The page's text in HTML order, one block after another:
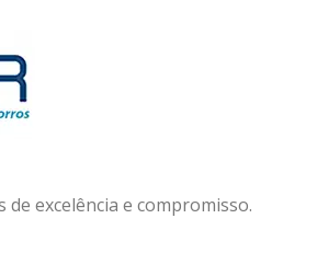
de excelência e compromisso.